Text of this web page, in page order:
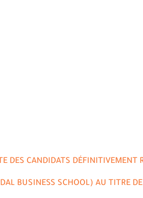
DES CANDIDATS DÉFINITIVEMENT
BUSINESS SCHOOL) AU TITRE